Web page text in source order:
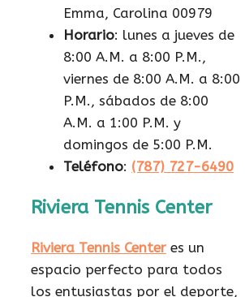
Emma, Carolina 00979
Horario: lunes a jueves de
8:00 A.M. a 8:00 P.M.,
viernes de 8:00 A.M. a 8:00
P.M., sábados de 8:00
A.M. a 1:00 P.M. y
domingos de 5:00 P.M.
Teléfono: (787) 727-6490
Riviera Tennis Center
Riviera Tennis Center es un
espacio perfecto para todos
los entusiastas por el deporte,